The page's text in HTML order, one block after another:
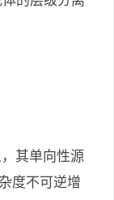
其单向性源
度不可逆增